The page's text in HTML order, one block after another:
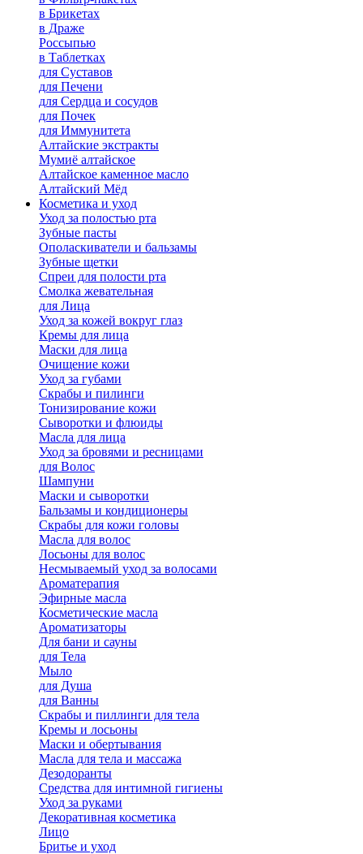
в Брикетах
в Драже
Россыпью
в Таблетках
для Cуставов
для Печени
для Сердца и сосудов
для Почек
для Иммунитета
Алтайские экстракты
Мумиё алтайское
Алтайское каменное масло
Алтайский Мёд
Косметика и уход
Уход за полостью рта
Зубные пасты
Ополаскиватели и бальзамы
Зубные щетки
Спреи для полости рта
Смолка жевательная
для Лица
Уход за кожей вокруг глаз
Кремы для лица
Маски для лица
Очищение кожи
Уход за губами
Скрабы и пилинги
Тонизирование кожи
Сыворотки и флюиды
Масла для лица
Уход за бровями и ресницами
для Волос
Шампуни
Маски и сыворотки
Бальзамы и кондиционеры
Скрабы для кожи головы
Масла для волос
Лосьоны для волос
Несмываемый уход за волосами
Ароматерапия
Эфирные масла
Косметические масла
Ароматизаторы
Для бани и сауны
для Тела
Мыло
для Душа
для Ванны
Скрабы и пиллинги для тела
Кремы и лосьоны
Маски и обертывания
Масла для тела и массажа
Дезодоранты
Средства для интимной гигиены
Уход за руками
Декоративная косметика
Лицо
Бритье и уход